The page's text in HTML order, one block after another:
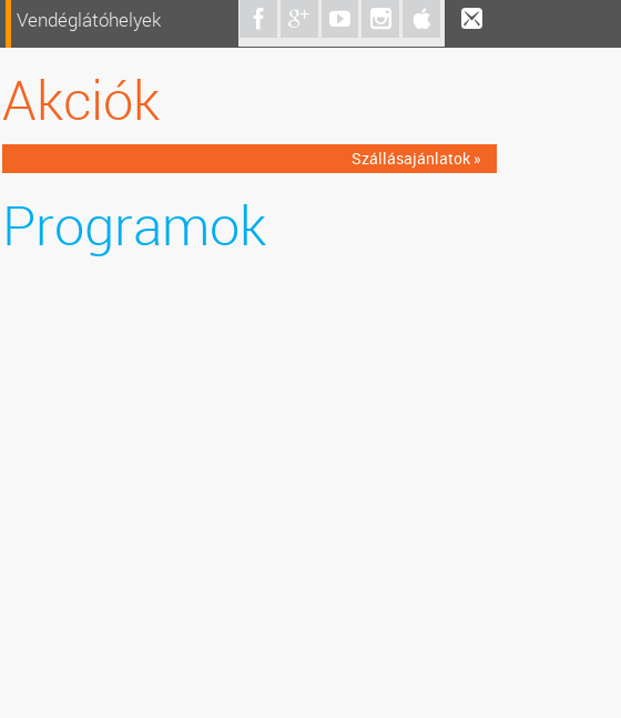
Vendéglátóhelyek
Akciók
Szállásajánlatok »
Programok